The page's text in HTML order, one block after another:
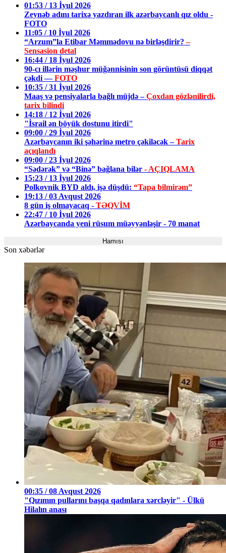
01:53 / 13 İyul 2026
Zeynəb adını tarixə yazdıran ilk azərbaycanlı qız oldu -
FOTO
11:05 / 10 İyul 2026
“Arzum”la Etibar Məmmədovu nə birləşdirir?–
Sensasion detal
16:44 / 18 İyul 2026
90-cı illərin məşhur müğənnisinin son görüntüsü diqqət
çəkdi —FOTO
10:35 / 31 İyul 2026
Maaş və pensiyalarla bağlı müjdə –Çoxdan gözlənilirdi,
tarix bilindi
14:18 / 12 İyul 2026
"İsrail ən böyük dostunu itirdi"
09:00 / 29 İyul 2026
Azərbaycanın iki şəhərinə metro çəkiləcək –Tarix
açıqlandı
09:00 / 23 İyul 2026
“Sədərək” və “Binə” bağlana bilər - AÇIQLAMA
15:23 / 13 İyul 2026
Polkovnik BYD aldı, işə düşdü: “Tapa bilmirəm”
19:13 / 03 Avqust 2026
8 gün iş olmayacaq - TƏQVİM
22:47 / 10 İyul 2026
Azərbaycanda yeni rüsum müəyyənləşir - 70 manat
Hamısı
Son xəbərlər
00:35 / 08 Avqust 2026
"Qızımın pullarını başqa qadınlara xərcləyir" - Ülkü
Hilalın anası